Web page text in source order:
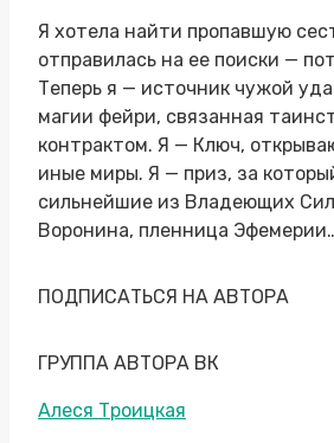
Я хотела найти пропавшую
отправилась на ее поиски —
Теперь я — источник чужой
магии фейри, связанная
контрактом. Я — Ключ,
иные миры. Я — приз, за
сильнейшие из Владеющих
Воронина, пленница
ПОДПИСАТЬСЯ НА АВТОРА
ГРУППА АВТОРА ВК
Метки
Алеся Троицкая